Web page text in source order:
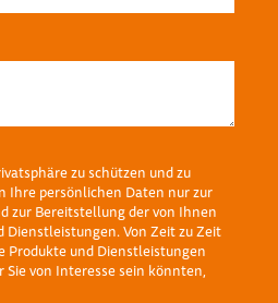
zu schützen und zu
Ihre persönlichen Daten nur zur
zur Bereitstellung der von Ihnen
Von Zeit zu Zeit
Produkte und Dienstleistungen
von Interesse sein könnten,